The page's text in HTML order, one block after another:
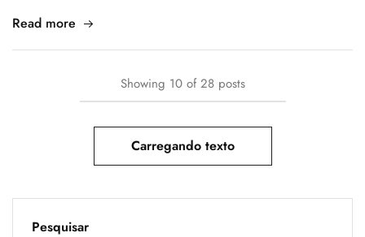
Read more
Showing 10 of28 posts
Carregando texto
Pesquisar